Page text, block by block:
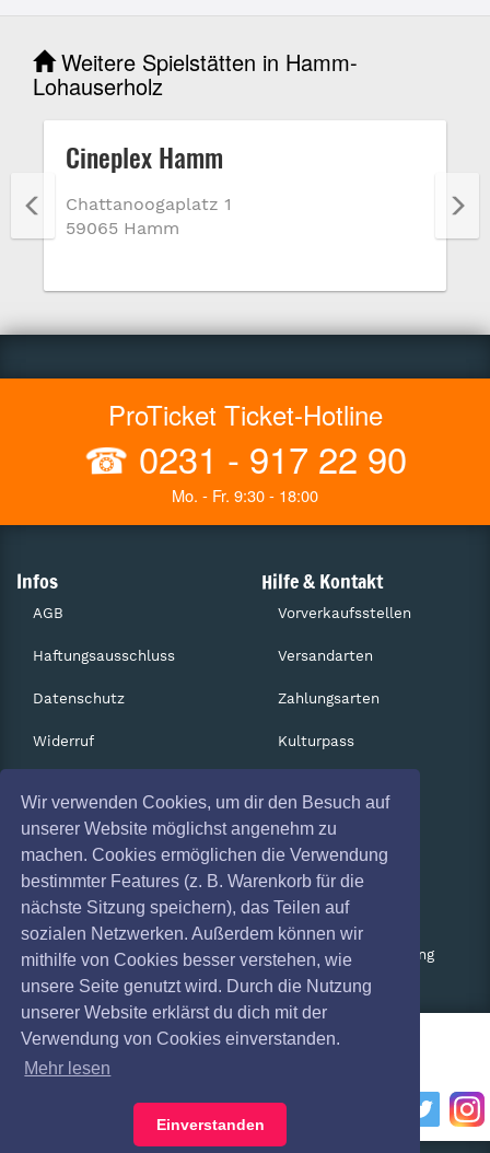
Wir verwenden Cookies, um dir den Besuch auf
unserer Website möglichst angenehm zu
machen. Cookies ermöglichen die Verwendung
bestimmter Features (z. B. Warenkorb für die
nächste Sitzung speichern), das Teilen auf
sozialen Netzwerken. Außerdem können wir
mithilfe von Cookies besser verstehen, wie
unsere Seite genutzt wird. Durch die Nutzung
unserer Website erklärst du dich mit der
Verwendung von Cookies einverstanden.
Mehr lesen
Einverstanden
Weitere Spielstätten in Hamm-
Lohauserholz
Cineplex Hamm
Chattanoogaplatz 1
59065 Hamm
ProTicket Ticket-Hotline
☎ 0231 - 917 22 90
Mo. - Fr. 9:30 - 18:00
Infos
AGB
Haftungsausschluss
Datenschutz
Widerruf
Absagen
Hilfe & Kontakt
Vorverkaufsstellen
Versandarten
Zahlungsarten
Kulturpass
Services
Gutscheine
Geschäftskunden
Kartenrückgabe
Besucherregistrierung